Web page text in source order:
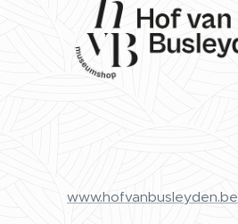
www.hofvanbusleyden.be